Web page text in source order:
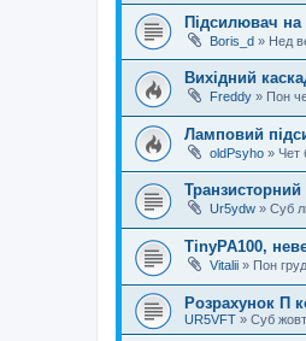
Підсилювач на
Boris_d » Нед
Вихідний
Freddy » Пон
Ламповий
oldPsyho » Чет
Ur5ydw » Суб
TinyPA100,
Vitalii » Пон
Розрахунок П
UR5VFT » Суб